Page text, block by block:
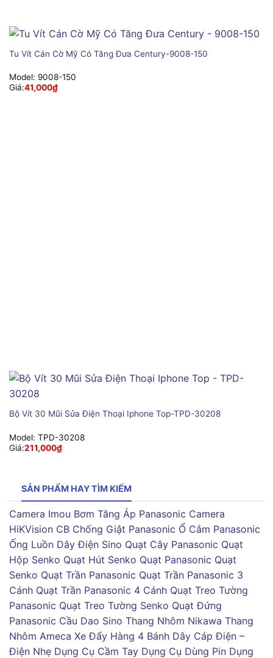
Tu Vít Cán Cờ Mỹ Có Tăng Đưa Century-9008-150
Model: 9008-150
Giá:41,000₫
Bộ Vít 30 Mũi Sửa Điện Thoại Iphone Top-TPD-30208
Model: TPD-30208
Giá:211,000₫
SẢN PHẨM HAY TÌM KIẾM
Camera Imou Bơm Tăng Áp Panasonic Camera
HiKVision CB Chống Giật Panasonic Ổ Cắm Panasonic
Ống Luồn Dây Điện Sino Quạt Cây Panasonic Quạt
Hộp Senko Quạt Hút Senko Quạt Panasonic Quạt
Senko Quạt Trần Panasonic Quạt Trần Panasonic 3
Cánh Quạt Trần Panasonic 4 Cánh Quạt Treo Tường
Panasonic Quạt Treo Tường Senko Quạt Đứng
Panasonic Cầu Dao Sino Thang Nhôm Nikawa Thang
Nhôm Ameca Xe Đẩy Hàng 4 Bánh Dây Cáp Điện –
Điện Nhẹ Dụng Cụ Cầm Tay Dụng Cụ Dùng Pin Dụng